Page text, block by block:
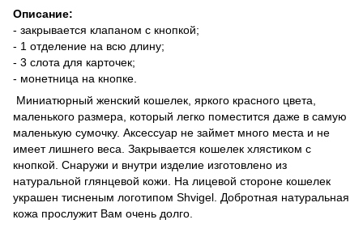
Описание:
- закрывается клапаном с кнопкой;
- 1 отделение на всю длину;
- 3 слота для карточек;
- монетница на кнопке.
Миниатюрный женский кошелек, яркого красного цвета,
маленького размера, который легко поместится даже в самую
маленькую сумочку. Аксессуар не займет много места и не
имеет лишнего веса. Закрывается кошелек хлястиком с
кнопкой. Снаружи и внутри изделие изготовлено из
натуральной глянцевой кожи. На лицевой стороне кошелек
украшен тисненым логотипом Shvigel. Добротная натуральная
кожа прослужит Вам очень долго.